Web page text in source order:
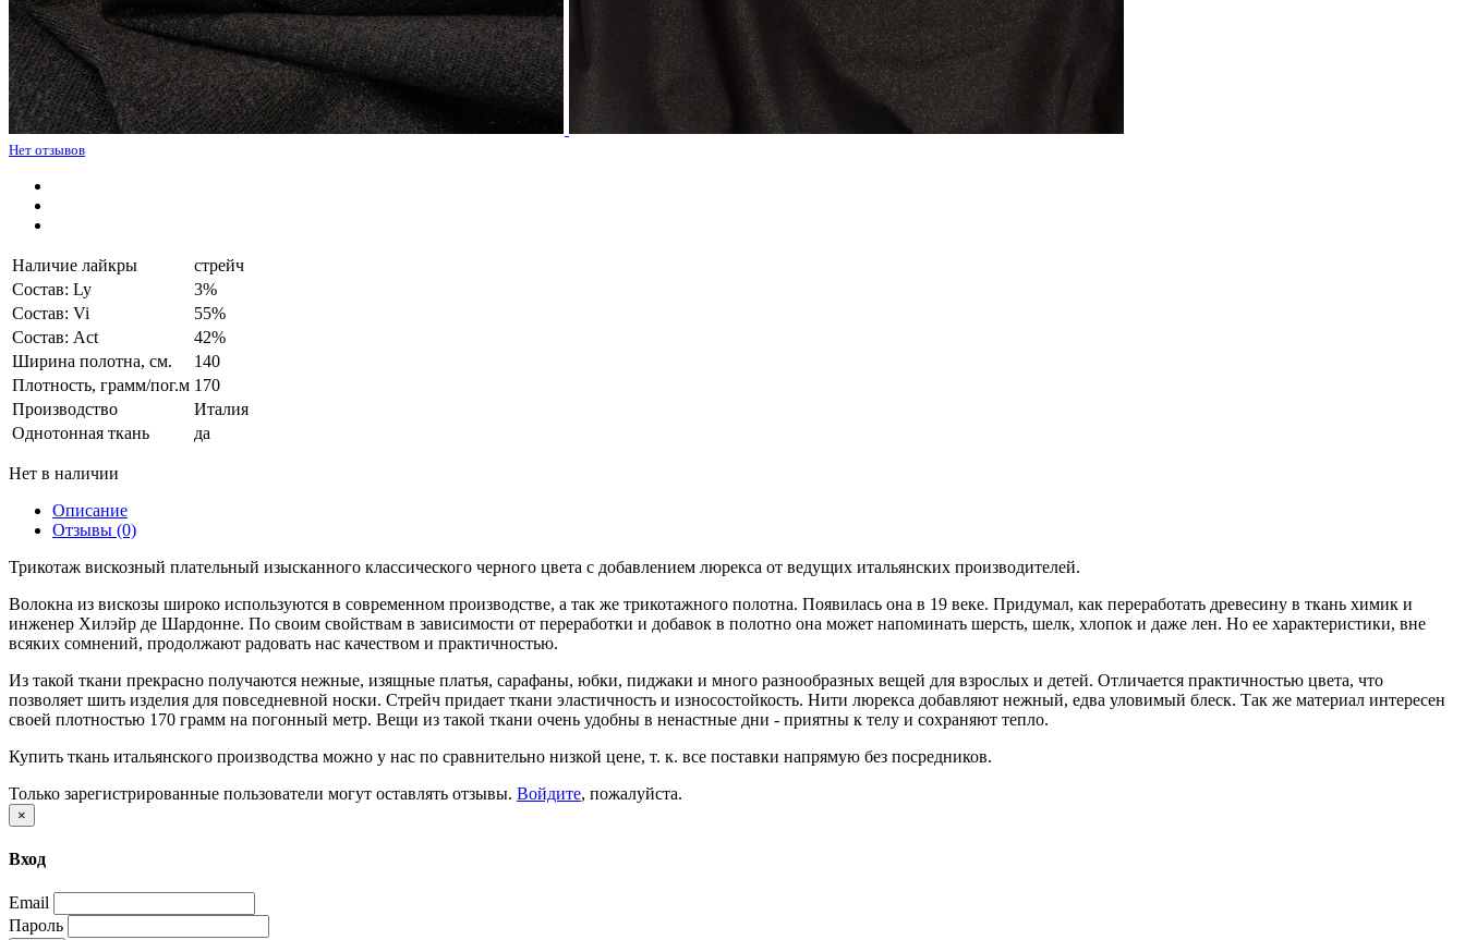
Нет отзывов
Наличие лайкры
стрейч
Состав: Ly
3%
Состав: Vi
55%
Состав: Act
42%
Ширина полотна, см.
140
Плотность, грамм/пог.м 170
Производство
Италия
Однотонная ткань
да
Нет в наличии
Описание
Отзывы (0)
Трикотаж вискозный плательный изысканного классического черного цвета с добавлением люрекса от ведущих итальянских производителей.
Волокна из вискозы широко используются в современном производстве, а так же трикотажного полотна. Появилась она в 19 веке. Придумал, как переработать древесину в ткань химик и
инженер Хилэйр де Шардонне. По своим свойствам в зависимости от переработки и добавок в полотно она может напоминать шерсть, шелк, хлопок и даже лен. Но ее характеристики, вне
всяких сомнений, продолжают радовать нас качеством и практичностью.
Из такой ткани прекрасно получаются нежные, изящные платья, сарафаны, юбки, пиджаки и много разнообразных вещей для взрослых и детей. Отличается практичностью цвета, что
позволяет шить изделия для повседневной носки. Стрейч придает ткани эластичность и износостойкость. Нити люрекса добавляют нежный, едва уловимый блеск. Так же материал интересен
своей плотностью 170 грамм на погонный метр. Вещи из такой ткани очень удобны в ненастные дни - приятны к телу и сохраняют тепло.
Купить ткань итальянского производства можно у нас по сравнительно низкой цене, т. к. все поставки напрямую без посредников.
Только зарегистрированные пользователи могут оставлять отзывы. Войдите, пожалуйста.
×
Вход
Email
Пароль